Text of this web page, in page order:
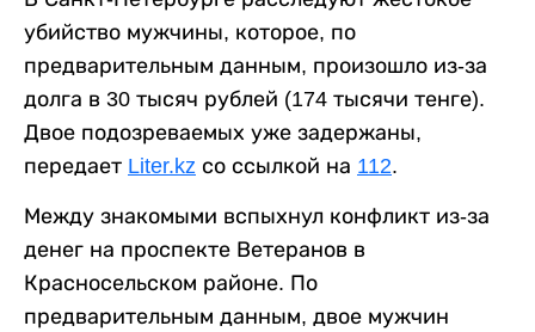
убийство мужчины, которое, по
предварительным данным, произошло из-за
долга в 30 тысяч рублей (174 тысячи тенге).
Двое подозреваемых уже задержаны,
передает Liter.kz со ссылкой на 112.
Между знакомыми вспыхнул конфликт из-за
денег на проспекте Ветеранов в
Красносельском районе. По
предварительным данным, двое мужчин